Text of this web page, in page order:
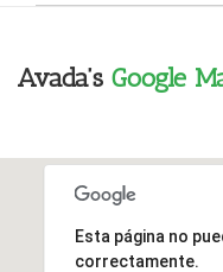
Avada’s Google
Esta página no
correctamente.